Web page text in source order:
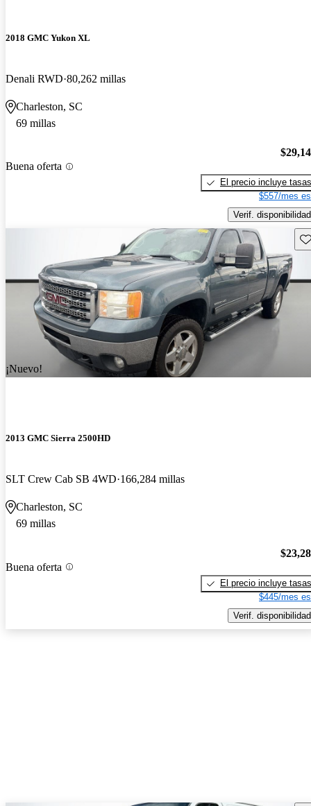
2018 GMC Yukon XL
Denali RWD 80,262 millas
Charleston, SC
69 millas
Buena oferta
El precio incluye tasas
$557/mes
Verif. disponibilidad
¡Nuevo!
2013 GMC Sierra 2500HD
SLT Crew Cab SB 4WD 166,284 millas
Charleston, SC
69 millas
Buena oferta
El precio incluye tasas
$445/mes
Verif. disponibilidad